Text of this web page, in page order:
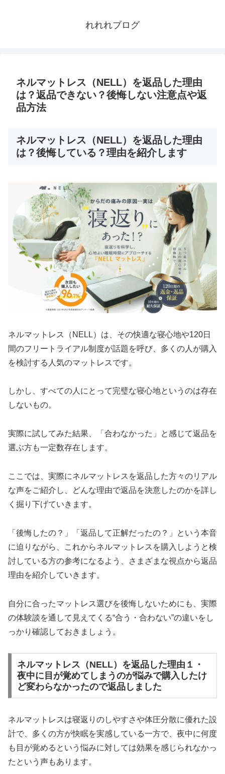
れれれブログ
ネルマットレス（NELL）を返品した理由
は？返品できない？後悔しない注意点や返
品方法
ネルマットレス（NELL）を返品した理由
は？後悔している？理由を紹介します
ネルマットレス（NELL）は、その快適な寝心地や120日
間のフリートライアル制度が話題を呼び、多くの人が購入
を検討する人気のマットレスです。
しかし、すべての人にとって完璧な寝心地というのは存在
しないもの。
実際に試してみた結果、「合わなかった」と感じて返品を
選ぶ方も一定数存在します。
ここでは、実際にネルマットレスを返品した方々のリアル
な声をご紹介し、どんな理由で返品を決意したのかを詳し
く掘り下げていきます。
「後悔したの？」「返品して正解だったの？」という本音
に迫りながら、これからネルマットレスを購入しようと検
討している方の参考になるよう、さまざまな視点から返品
理由を紹介していきます。
自分に合ったマットレス選びを後悔しないためにも、実際
の体験談を通して見えてくる“合う・合わない”の違いをし
っかり確認しておきましょう。
ネルマットレス（NELL）を返品した理由１・
夜中に目が覚めてしまうのが悩みで購入したけ
ど変わらなかったので返品しました
ネルマットレスは寝返りのしやすさや体圧分散に優れた設
計で、多くの方が快眠を実感している一方で、夜中に何度
も目が覚めるという悩みに対しては効果を感じられなかっ
たという声もあります。